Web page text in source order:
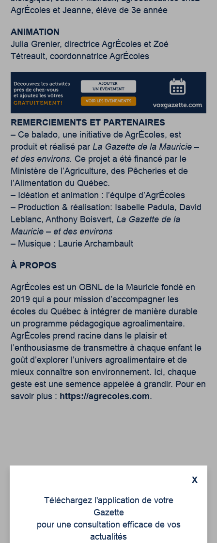
AgrÉcoles etJeanne, élève de 3e année
ANIMATION
Julia Grenier, directrice AgrÉcoles et Zoé
Tétreault, coordonnatrice AgrÉcoles
REMERCIEMENTS ET PARTENAIRES
– Ce balado, une initiative de AgrÉcoles, est
produit et réalisé parLa Gazette de la Mauricie –
et des environs. Ce projet a été financé par le
Ministère de l’Agriculture, des Pêcheries et de
l’Alimentation du Québec.
– Idéation et animation : l’équipe d’AgrÉcoles
– Production & réalisation: Isabelle Padula, David
Leblanc, Anthony Boisvert,La Gazette de la
Mauricie – et des environs
– Musique : Laurie Archambault
À PROPOS
AgrÉcoles est un OBNL de la Mauricie fondé en
2019 qui a pour mission d’accompagner les
écoles du Québec à intégrer de manière durable
un programme pédagogique agroalimentaire.
AgrÉcoles prend racine dans le plaisir et
l’enthousiasme de transmettre à chaque enfant le
goût d’explorer l’univers agroalimentaire et de
mieux connaître son environnement. Ici, chaque
geste est une semence appelée à grandir. Pour en
savoir plus : https://agrecoles.com.
Un siècle de Mauriciennes dans la presse
régionale
X
Téléchargez l'application de votre
Gazette
pour une consultation efficace de vos
actualités